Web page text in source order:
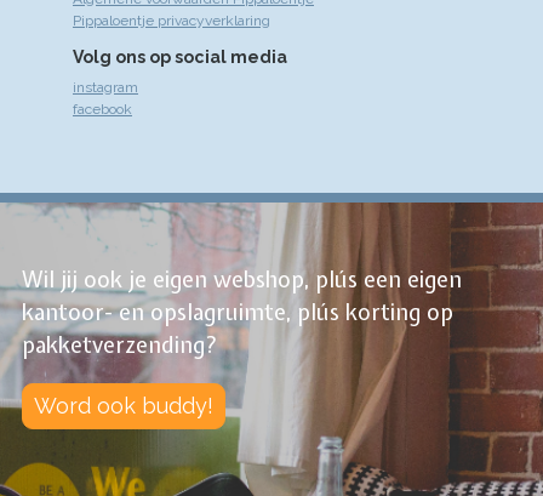
Pippaloentje privacyverklaring
Volg ons op social media
instagram
facebook
Wil jij ook je eigen webshop, plús een eigen
kantoor- en opslagruimte, plús korting op
pakketverzending?
Word ook buddy!